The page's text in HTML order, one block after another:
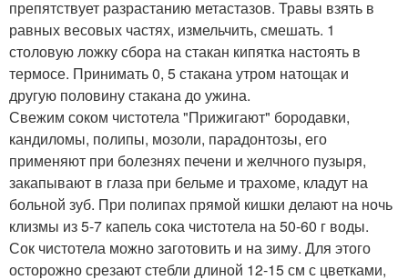
препятствует разрастанию метастазов. Травы взять в
равных весовых частях, измельчить, смешать. 1
столовую ложку сбора на стакан кипятка настоять в
термосе. Принимать 0, 5 стакана утром натощак и
другую половину стакана до ужина.
Свежим соком чистотела "Прижигают" бородавки,
кандиломы, полипы, мозоли, парадонтозы, его
применяют при болезнях печени и желчного пузыря,
закапывают в глаза при бельме и трахоме, кладут на
больной зуб. При полипах прямой кишки делают на ночь
клизмы из 5-7 капель сока чистотела на 50-60 г воды.
Сок чистотела можно заготовить и на зиму. Для этого
осторожно срезают стебли длиной 12-15 см с цветками,